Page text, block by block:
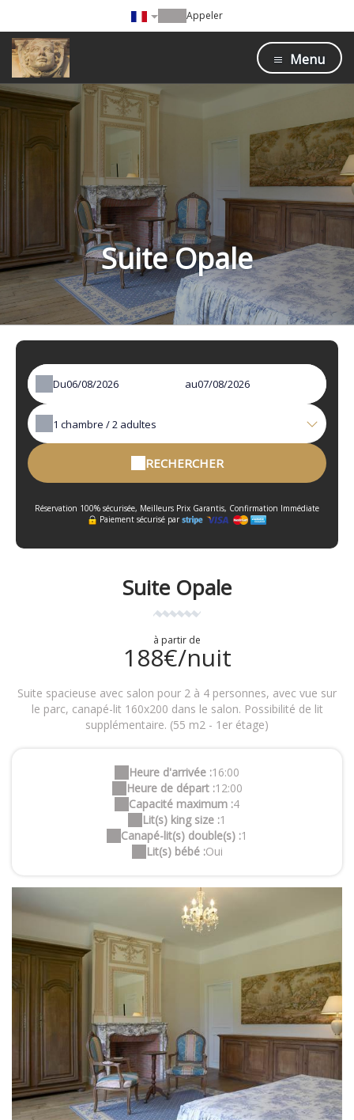
Appeler
Menu
Suite Opale
Du au
1 chambre /2 adultes
RECHERCHER
Réservation 100% sécurisée, Meilleurs Prix Garantis, Confirmation Immédiate
Paiement sécurisé par
Suite Opale
à partir de
188€/nuit
Suite spacieuse avec salon pour 2 à 4 personnes, avec vue sur
le parc, canapé-lit 160x200 dans le salon. Possibilité de lit
supplémentaire. (55 m2 - 1er étage)
Heure d'arrivée :16:00
Heure de départ :12:00
Capacité maximum :4
Lit(s) king size :1
Canapé-lit(s) double(s) :1
Lit(s) bébé :Oui